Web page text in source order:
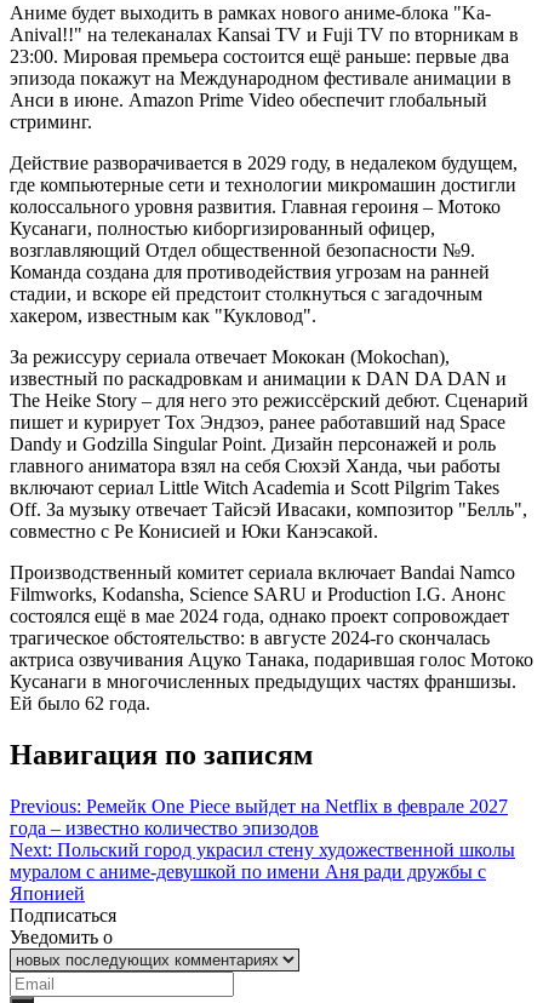
Аниме будет выходить в рамках нового аниме-блока "Ka-
Anival!!" на телеканалах Kansai TV и Fuji TV по вторникам в
23:00. Мировая премьера состоится ещё раньше: первые два
эпизода покажут на Международном фестивале анимации в
Анси в июне. Amazon Prime Video обеспечит глобальный
стриминг.
Действие разворачивается в 2029 году, в недалеком будущем,
где компьютерные сети и технологии микромашин достигли
колоссального уровня развития. Главная героиня – Мотоко
Кусанаги, полностью киборгизированный офицер,
возглавляющий Отдел общественной безопасности №9.
Команда создана для противодействия угрозам на ранней
стадии, и вскоре ей предстоит столкнуться с загадочным
хакером, известным как "Кукловод".
За режиссуру сериала отвечает Мококан (Mokochan),
известный по раскадровкам и анимации к DAN DA DAN и
The Heike Story – для него это режиссёрский дебют. Сценарий
пишет и курирует Тох Эндзоэ, ранее работавший над Space
Dandy и Godzilla Singular Point. Дизайн персонажей и роль
главного аниматора взял на себя Сюхэй Ханда, чьи работы
включают сериал Little Witch Academia и Scott Pilgrim Takes
Off. За музыку отвечает Тайсэй Ивасаки, композитор "Белль",
совместно с Ре Конисией и Юки Канэсакой.
Производственный комитет сериала включает Bandai Namco
Filmworks, Kodansha, Science SARU и Production I.G. Анонс
состоялся ещё в мае 2024 года, однако проект сопровождает
трагическое обстоятельство: в августе 2024-го скончалась
актриса озвучивания Ацуко Танака, подарившая голос Мотоко
Кусанаги в многочисленных предыдущих частях франшизы.
Ей было 62 года.
Навигация по записям
Previous: Ремейк One Piece выйдет на Netflix в феврале 2027
года – известно количество эпизодов
Next: Польский город украсил стену художественной школы
муралом с аниме-девушкой по имени Аня ради дружбы с
Японией
Подписаться
Уведомить о